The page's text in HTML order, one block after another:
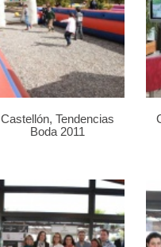
Castellón, Tendencias
Boda 2011